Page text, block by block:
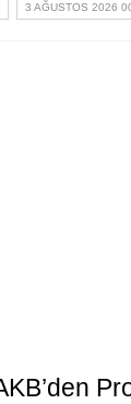
3 AĞUSTOS 2026